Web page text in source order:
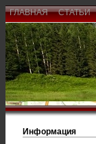
ГЛАВНАЯ СТАТЬИ
Информация